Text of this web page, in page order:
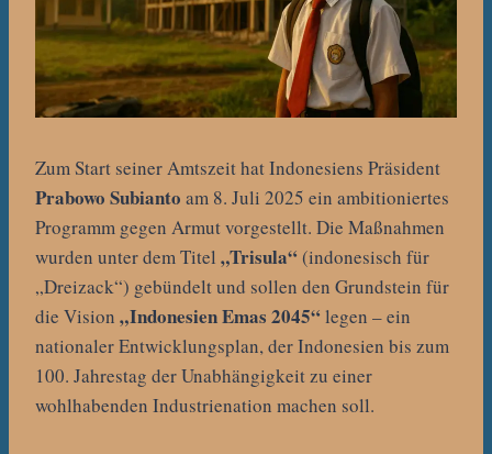
Zum Start seiner Amtszeit hat Indonesiens Präsident
Prabowo Subianto am 8. Juli 2025 ein ambitioniertes
Programm gegen Armut vorgestellt. Die Maßnahmen
wurden unter dem Titel „Trisula“(indonesisch für
„Dreizack“) gebündelt und sollen den Grundstein für
die Vision „Indonesien Emas 2045“legen – ein
nationaler Entwicklungsplan, der Indonesien bis zum
100. Jahrestag der Unabhängigkeit zu einer
wohlhabenden Industrienation machen soll.